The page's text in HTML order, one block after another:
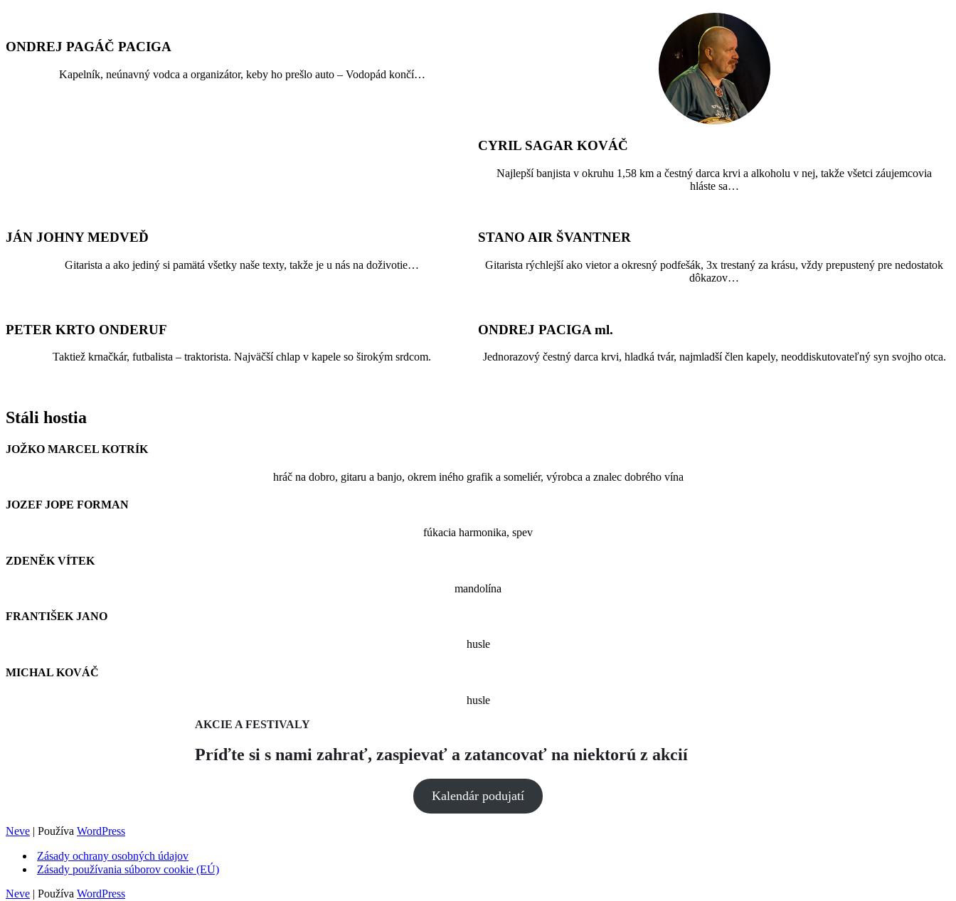
ONDREJ PAGÁČ PACIGA
Kapelník, neúnavný vodca a organizátor, keby ho prešlo auto – Vodopád končí…
CYRIL SAGAR KOVÁČ
Najlepší banjista v okruhu 1,58 km a čestný darca krvi a alkoholu v nej, takže všetci záujemcovia
hláste sa…
JÁN JOHNY MEDVEĎ
Gitarista a ako jediný si pamätá všetky naše texty, takže je u nás na doživotie…
STANO AIR ŠVANTNER
Gitarista rýchlejší ako vietor a okresný podfešák, 3x trestaný za krásu, vždy prepustený pre nedostatok
dôkazov…
PETER KRTO ONDERUF
Taktiež krnačkár, futbalista – traktorista. Najväčší chlap v kapele so širokým srdcom.
ONDREJ PACIGA ml.
Jednorazový čestný darca krvi, hladká tvár, najmladší člen kapely, neoddiskutovateľný syn svojho otca.
Stáli hostia
JOŽKO MARCEL KOTRÍK
hráč na dobro, gitaru a banjo, okrem iného grafik a someliér, výrobca a znalec dobrého vína
JOZEF JOPE FORMAN
fúkacia harmonika, spev
ZDENĚK VÍTEK
mandolína
FRANTIŠEK JANO
husle
MICHAL KOVÁČ
husle
AKCIE A FESTIVALY
Príďte si s nami zahrať, zaspievať a zatancovať na niektorú z akcií
Kalendár podujatí
Neve | Používa WordPress
Zásady ochrany osobných údajov
Zásady používania súborov cookie (EÚ)
Neve | Používa WordPress